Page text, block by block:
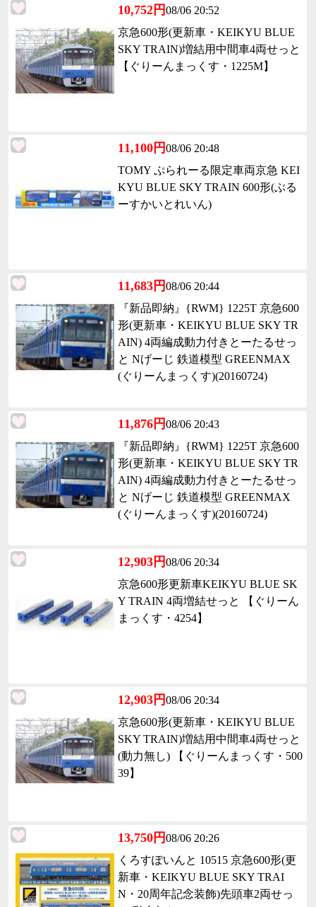
10,752円08/06 20:52
京急600形(更新車・KEIKYU BLUE
SKY TRAIN)増結用中間車4両せっと
【ぐりーんまっくす・1225M】
11,100円08/06 20:48
TOMY ぷられーる限定車両京急 KEI
KYU BLUE SKY TRAIN 600形(ぶる
ーすかいとれいん)
11,683円08/06 20:44
『新品即納』{RWM} 1225T 京急600
形(更新車・KEIKYU BLUE SKY TR
AIN) 4両編成動力付きとーたるせっ
と Nげーじ 鉄道模型 GREENMAX
(ぐりーんまっくす)(20160724)
11,876円08/06 20:43
『新品即納』{RWM} 1225T 京急600
形(更新車・KEIKYU BLUE SKY TR
AIN) 4両編成動力付きとーたるせっ
と Nげーじ 鉄道模型 GREENMAX
(ぐりーんまっくす)(20160724)
12,903円08/06 20:34
京急600形更新車KEIKYU BLUE SK
Y TRAIN 4両増結せっと 【ぐりーん
まっくす・4254】
12,903円08/06 20:34
京急600形(更新車・KEIKYU BLUE
SKY TRAIN)増結用中間車4両せっと
(動力無し) 【ぐりーんまっくす・500
39】
13,750円08/06 20:26
くろすぽいんと 10515 京急600形(更
新車・KEIKYU BLUE SKY TRAI
N・20周年記念装飾)先頭車2両せっ